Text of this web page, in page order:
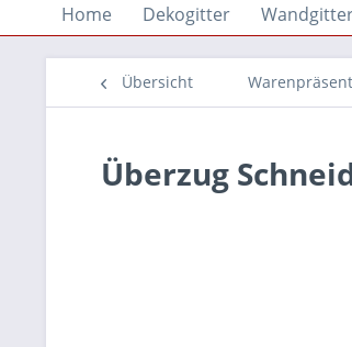
Home Dekogitter
Übersicht
Überzug